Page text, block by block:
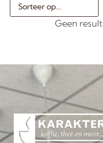
Geen